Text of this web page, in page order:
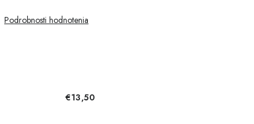
Podrobnosti hodnotenia
€13,50